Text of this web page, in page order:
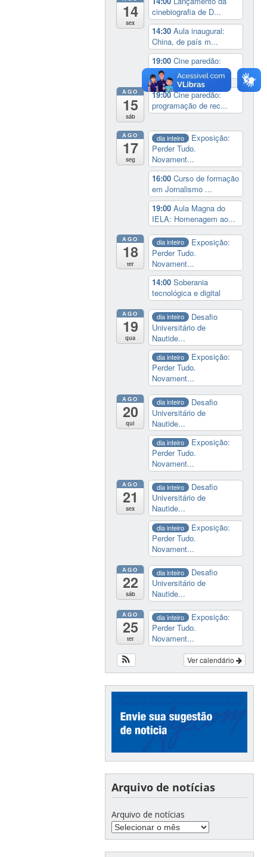
14
sex
cinebiografia de D...
14:30Aula inaugural:
China, de país m...
19:00Cine paredão:
programação de rec...
AGO
15
sáb
19:00Cine paredão:
programação de rec...
AGO
17
seg
dia inteiro
Exposição:
Perder Tudo.
Novament...
16:00Curso de formação
em Jornalismo ...
19:00Aula Magna do
IELA: Homenagem ao...
AGO
18
ter
dia inteiro
Exposição:
Perder Tudo.
Novament...
14:00Soberania
tecnológica e digital
AGO
19
qua
dia inteiro
Desafio
Universitário de
Nautide...
dia inteiro
Exposição:
Perder Tudo.
Novament...
AGO
20
qui
dia inteiro
Desafio
Universitário de
Nautide...
dia inteiro
Exposição:
Perder Tudo.
Novament...
AGO
21
sex
dia inteiro
Desafio
Universitário de
Nautide...
dia inteiro
Exposição:
Perder Tudo.
Novament...
AGO
22
sáb
dia inteiro
Desafio
Universitário de
Nautide...
AGO
25
ter
dia inteiro
Exposição:
Perder Tudo.
Novament...
Ver calendário
Arquivo de notícias
Arquivo de notícias